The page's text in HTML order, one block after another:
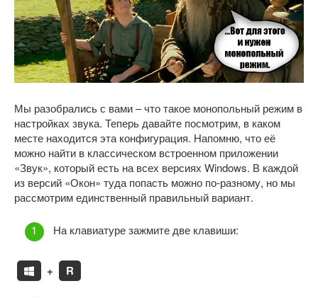
Мы разобрались с вами – что такое монопольный режим в
настройках звука. Теперь давайте посмотрим, в каком
месте находится эта конфигурация. Напомню, что её
можно найти в классическом встроенном приложении
«Звук», который есть на всех версиях Windows. В каждой
из версий «Окон» туда попасть можно по-разному, но мы
рассмотрим единственный правильный вариант.
На клавиатуре зажмите две клавиши:
+ R